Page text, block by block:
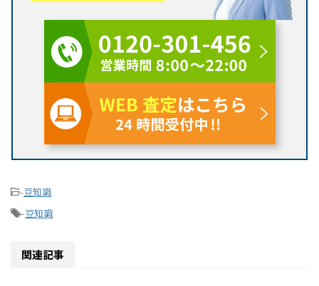
-豆知識
-豆知識
関連記事